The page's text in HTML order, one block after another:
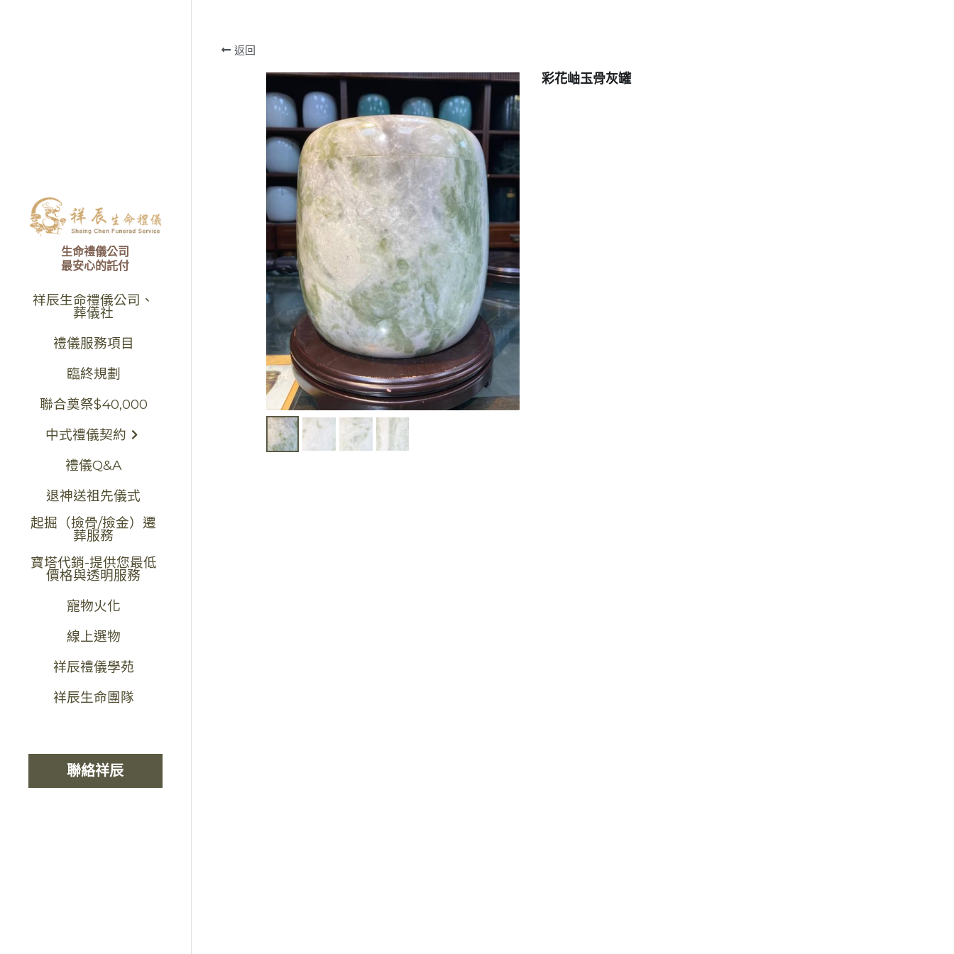
生命禮儀公司
最安心的託付
祥辰生命禮儀公司、
葬儀社
禮儀服務項目
臨終規劃
聯合奠祭$40,000
中式禮儀契約
禮儀Q&A
退神送祖先儀式
起掘（撿骨/撿金）遷
葬服務
寶塔代銷-提供您最低
價格與透明服務
寵物火化
線上選物
祥辰禮儀學苑
祥辰生命團隊
聯絡祥辰
返回
彩花岫玉骨灰罐